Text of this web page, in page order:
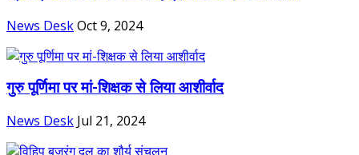
News DeskOct 9, 2024
गुरु पूर्णिमा पर मां-शिक्षक से लिया आशीर्वाद
News Desk Jul 21, 2024